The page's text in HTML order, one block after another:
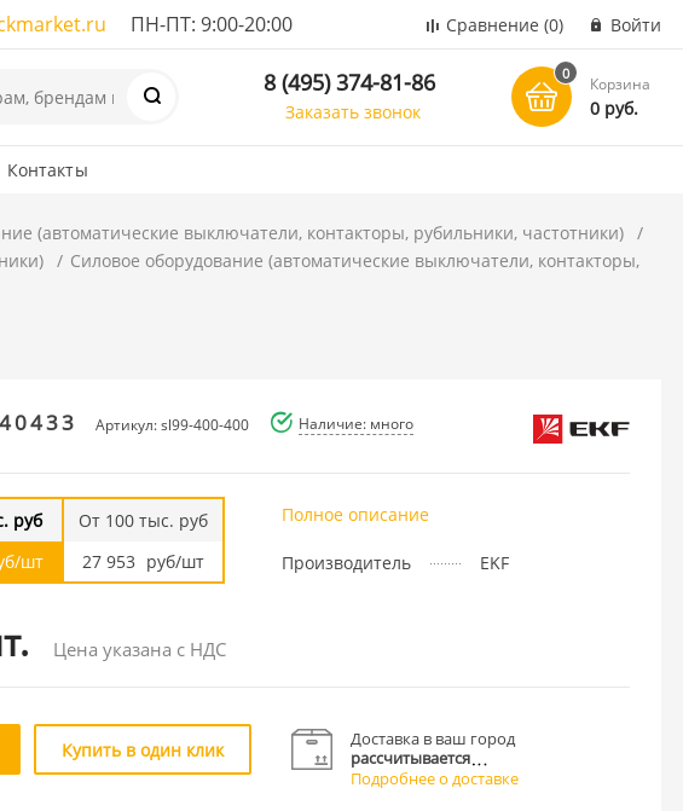
ПН-ПТ: 9:00-20:00 Сравнение (0) Войти
8 (495) 374-81-86
Заказать звонок
0
Корзина
0 руб.
Контакты
(автоматические выключатели, контакторы, рубильники, частотники)
Силовое оборудование (автоматические выключатели, контакторы,
40433 Артикул: sl99-400-400 Наличие: много
руб
шт
От 100 тыс. руб
27 953 руб/шт
Цена указана с НДС
Полное описание
Производитель EKF
Купить в один клик
Доставка в ваш город
рассчитывается
Подробнее о доставке